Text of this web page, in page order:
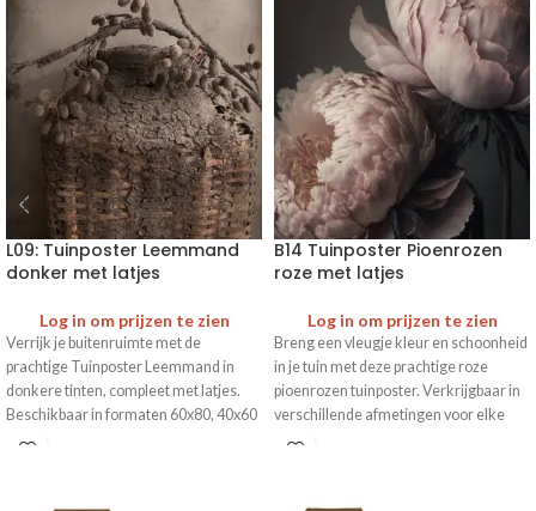
L09: Tuinposter Leemmand
donker met latjes
Log in om prijzen te zien
Verrijk je buitenruimte met de
prachtige Tuinposter Leemmand in
donkere tinten, compleet met latjes.
Beschikbaar in formaten 60x80, 40x60
en 30x40. Maak van je tuin een stijlvolle
B14 Tuinposter Pioenrozen
roze met latjes
Log in om prijzen te zien
Breng een vleugje kleur en schoonheid
in je tuin met deze prachtige roze
pioenrozen tuinposter. Verkrijgbaar in
verschillende afmetingen voor elke
buitenruimte.